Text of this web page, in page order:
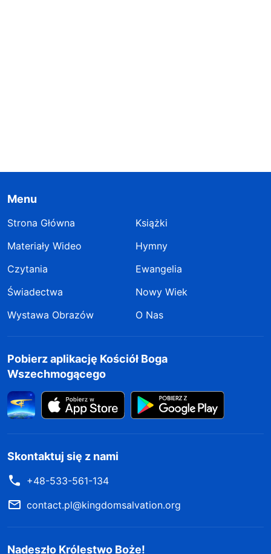
Menu
Strona Główna
Książki
Materiały Wideo
Hymny
Czytania
Ewangelia
Świadectwa
Nowy Wiek
Wystawa Obrazów
O Nas
Pobierz aplikację Kościół Boga
Wszechmogącego
Skontaktuj się z nami
+48-533-561-134
contact.pl@kingdomsalvation.org
Nadeszło Królestwo Boże!